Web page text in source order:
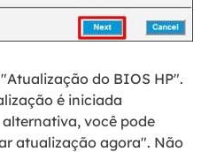
do BIOS HP".
é iniciada
você pode
atualização agora". Não